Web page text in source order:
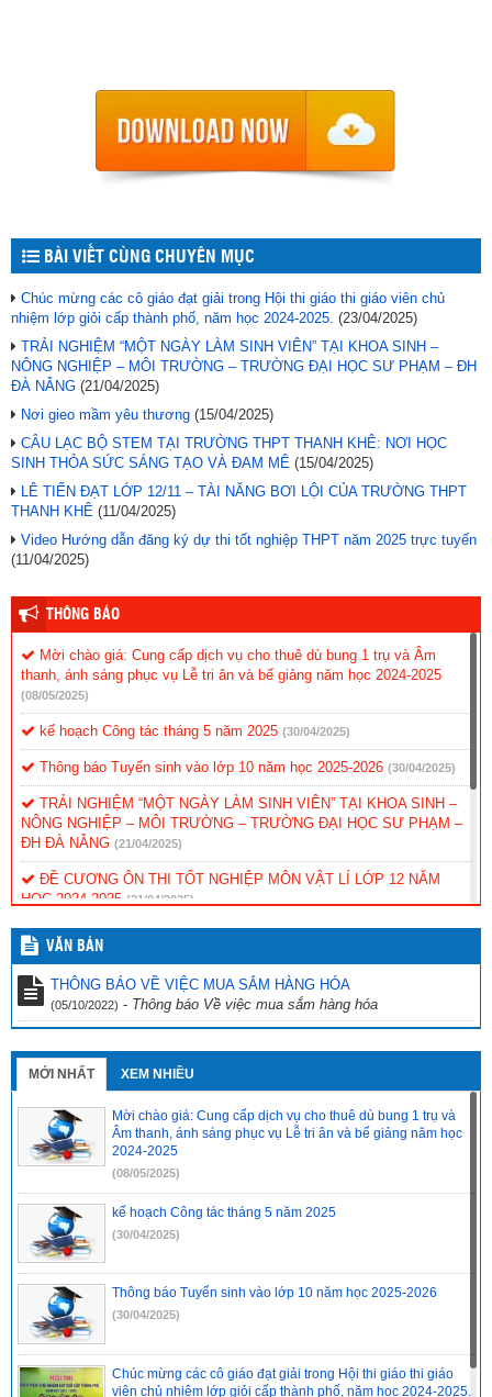
BÀI VIẾT CÙNG CHUYÊN MỤC
Chúc mừng các cô giáo đạt giải trong Hội thi giáo thi giáo viên chủ
nhiệm lớp giỏi cấp thành phố, năm học 2024-2025. (23/04/2025)
TRẢI NGHIỆM “MỘT NGÀY LÀM SINH VIÊN” TẠI KHOA SINH –
NÔNG NGHIỆP – MÔI TRƯỜNG – TRƯỜNG ĐẠI HỌC SƯ PHẠM – ĐH
ĐÀ NẴNG (21/04/2025)
Nơi gieo mầm yêu thương (15/04/2025)
CÂU LẠC BỘ STEM TẠI TRƯỜNG THPT THANH KHÊ: NƠI HỌC
SINH THỎA SỨC SÁNG TẠO VÀ ĐAM MÊ (15/04/2025)
LÊ TIẾN ĐẠT LỚP 12/11 – TÀI NĂNG BƠI LỘI CỦA TRƯỜNG THPT
THANH KHÊ (11/04/2025)
Video Hướng dẫn đăng ký dự thi tốt nghiệp THPT năm 2025 trực tuyến
(11/04/2025)
THÔNG BÁO
Mời chào giá: Cung cấp dịch vụ cho thuê dù bung 1 trụ và Âm
thanh, ánh sáng phục vụ Lễ tri ân và bế giảng năm học 2024-2025
(08/05/2025)
kế hoạch Công tác tháng 5 năm 2025 (30/04/2025)
Thông báo Tuyển sinh vào lớp 10 năm học 2025-2026 (30/04/2025)
TRẢI NGHIỆM “MỘT NGÀY LÀM SINH VIÊN” TẠI KHOA SINH –
NÔNG NGHIỆP – MÔI TRƯỜNG – TRƯỜNG ĐẠI HỌC SƯ PHẠM –
ĐH ĐÀ NẴNG (21/04/2025)
ĐỀ CƯƠNG ÔN THI TỐT NGHIỆP MÔN VẬT LÍ LỚP 12 NĂM
HỌC 2024-2025 (21/04/2025)
ĐỀ CƯƠNG ÔN THI TỐT NGHIỆP MÔN NGỮ VĂN LỚP 12 NĂM
HỌC 2024-2025
ĐỀ CƯƠNG ÔN THI TỐT NGHIỆP MÔN TIẾNG ANH LỚP 12
NĂM HỌC 2024-2025 (21/04/2025)
2024-2025 (21/04/2025)
VĂN BẢN
THÔNG BÁO VỀ VIỆC MUA SẮM HÀNG HÓA
(05/10/2022) - Thông báo Về việc mua sắm hàng hóa
MỚI NHẤT XEM NHIỀU
Mời chào giá: Cung cấp dịch vụ cho thuê dù bung 1 trụ và
Âm thanh, ánh sáng phục vụ Lễ tri ân và bế giảng năm học
2024-2025
(08/05/2025)
kế hoạch Công tác tháng 5 năm 2025
(30/04/2025)
Thông báo Tuyển sinh vào lớp 10 năm học 2025-2026
(30/04/2025)
Chúc mừng các cô giáo đạt giải trong Hội thi giáo thi giáo
viên chủ nhiệm lớp giỏi cấp thành phố, năm học 2024-2025.